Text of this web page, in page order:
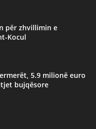
për zhvillimin e
Kocul
5.9 milionë euro
bujqësore